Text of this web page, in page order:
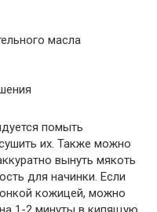
масла
помыть
их. Также можно
вынуть мякоть
для начинки. Если
кожицей, можно